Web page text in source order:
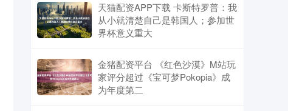
天猫配资APP下载 卡斯特罗普：我
从小就清楚自己是韩国人；参加世
界杯意义重大
金猪配资平台 《红色沙漠》M站玩
家评分超过《宝可梦Pokopia》成
为年度第二